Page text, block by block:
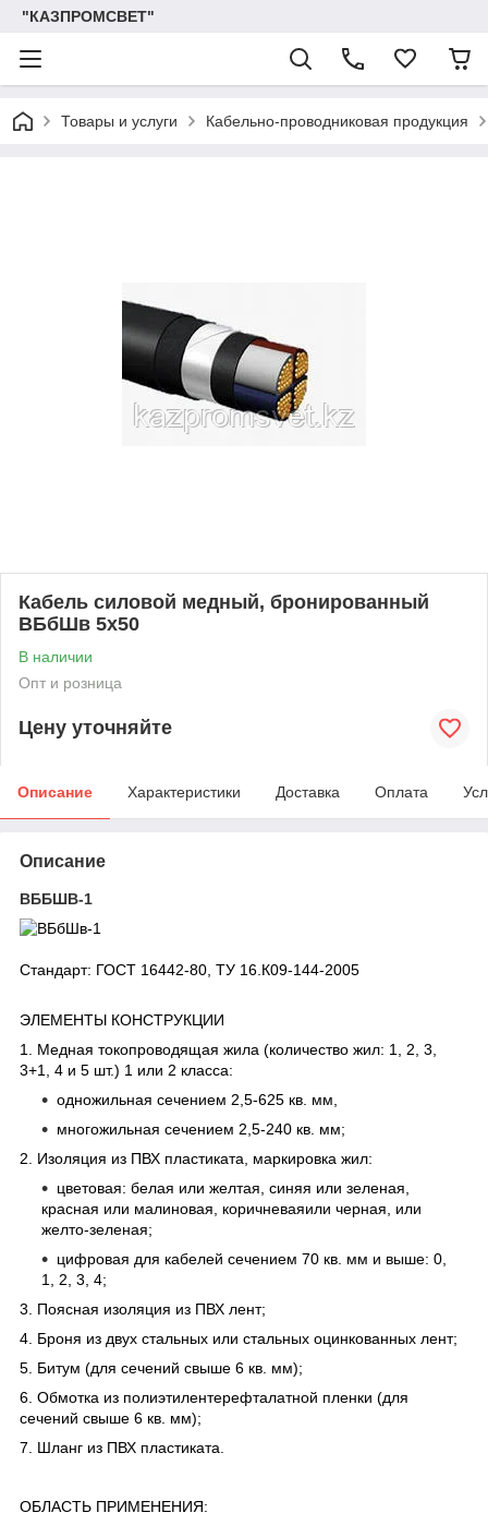
"КАЗПРОМСВЕТ"
Товары и услуги Кабельно-проводниковая продукция
Кабель силовой медный, бронированный
ВБбШв 5х50
В наличии
Опт и розница
Цену уточняйте
Описание Характеристики Доставка Оплата
Описание
ВББШВ-1
Стандарт: ГОСТ 16442-80, ТУ 16.К09-144-2005
ЭЛЕМЕНТЫ КОНСТРУКЦИИ
1. Медная токопроводящая жила (количество жил: 1, 2, 3,
3+1, 4 и 5 шт.) 1 или 2 класса:
одножильная сечением 2,5-625 кв. мм,
многожильная сечением 2,5-240 кв. мм;
2. Изоляция из ПВХ пластиката, маркировка жил:
цветовая: белая или желтая, синяя или зеленая,
красная или малиновая, коричневаяили черная, или
желто-зеленая;
цифровая для кабелей сечением 70 кв. мм и выше: 0,
1, 2, 3, 4;
3. Поясная изоляция из ПВХ лент;
4. Броня из двух стальных или стальных оцинкованных лент;
5. Битум (для сечений свыше 6 кв. мм);
6. Обмотка из полиэтилентерефталатной пленки (для
сечений свыше 6 кв. мм);
7. Шланг из ПВХ пластиката.
ОБЛАСТЬ ПРИМЕНЕНИЯ: